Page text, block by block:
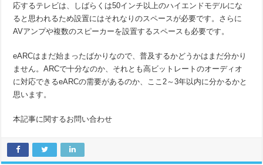
応するテレビは、しばらくは50インチ以上のハイエンドモデルにな
ると思われるため設置にはそれなりのスペースが必要です。さらに
AVアンプや複数のスピーカーを設置するスペースも必要です。
eARCはまだ始まったばかりなので、普及するかどうかはまだ分かり
ません。ARCで十分なのか、それとも高ビットレートのオーディオ
に対応できるeARCの需要があるのか、ここ2～3年以内に分かるかと
思います。
本記事に関するお問い合わせ